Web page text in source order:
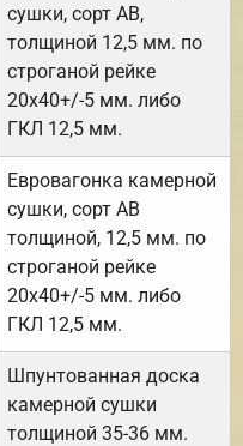
сушки, сорт АВ,
толщиной 12,5 мм. по
строганой рейке
20х40+/-5 мм. либо
ГКЛ 12,5 мм.
Евровагонка камерной
сушки, сорт АВ
толщиной, 12,5 мм. по
строганой рейке
20х40+/-5 мм. либо
ГКЛ 12,5 мм.
Шпунтованная доска
камерной сушки
толщиной 35-36 мм.